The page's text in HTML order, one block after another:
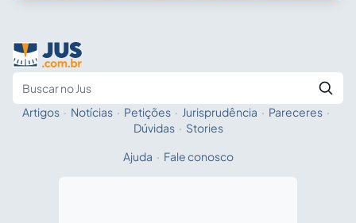
Fale com a IA
Artigos · Notícias · Petições · Jurisprudência · Pareceres ·
Dúvidas · Stories
Ajuda · Fale conosco